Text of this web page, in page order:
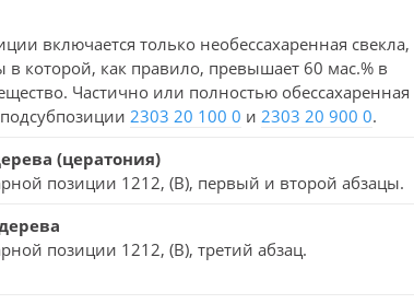
включается только необессахаренная свекла,
в которой, как правило, превышает 60 мас.% в
Частично или полностью обессахаренная
2303 20 100 0 и 2303 20 900 0.
(цератония)
позиции 1212, (В), первый и второй абзацы.
позиции 1212, (В), третий абзац.